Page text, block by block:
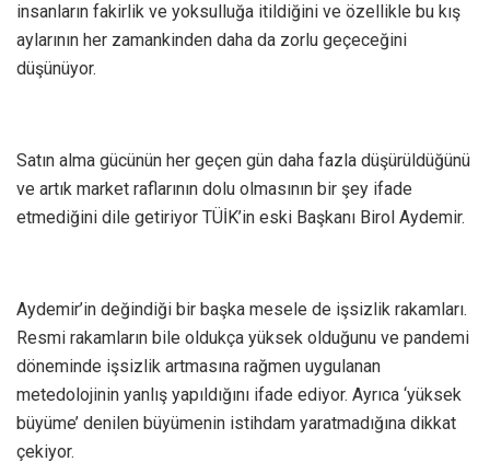
insanların fakirlik ve yoksulluğa itildiğini ve özellikle bu kış
aylarının her zamankinden daha da zorlu geçeceğini
düşünüyor.
Satın alma gücünün her geçen gün daha fazla düşürüldüğünü
ve artık market raflarının dolu olmasının bir şey ifade
etmediğini dile getiriyor TÜİK’in eski Başkanı Birol Aydemir.
Aydemir’in değindiği bir başka mesele de işsizlik rakamları.
Resmi rakamların bile oldukça yüksek olduğunu ve pandemi
döneminde işsizlik artmasına rağmen uygulanan
metedolojinin yanlış yapıldığını ifade ediyor. Ayrıca ‘yüksek
büyüme’ denilen büyümenin istihdam yaratmadığına dikkat
çekiyor.